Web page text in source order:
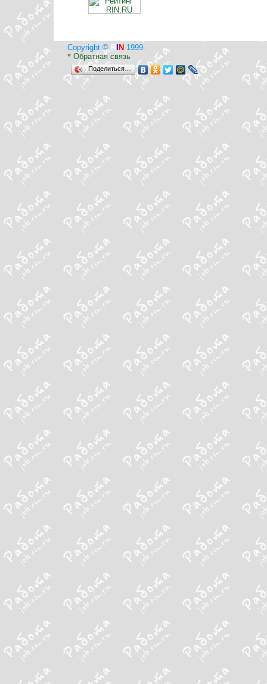
Copyright © R N 1999-
* Обратная связь
Поделиться…